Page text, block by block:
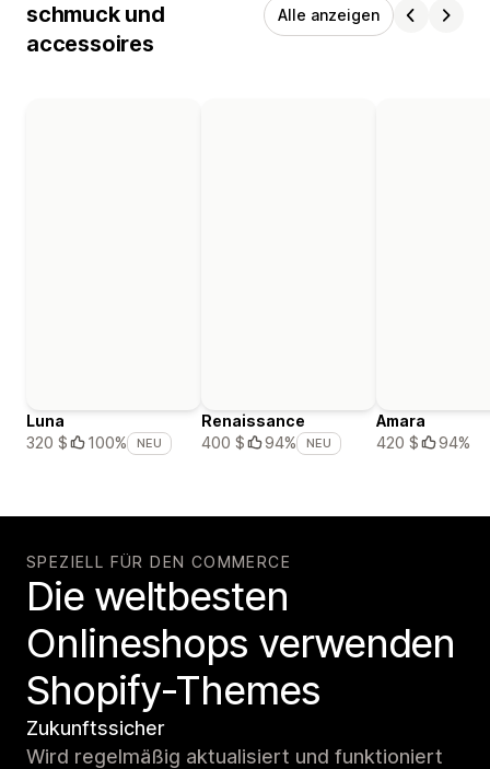
schmuck und
accessoires
Alle anzeigen
Luna
320 $
100% NEU
Renaissance
400 $
94% NEU
Amara
420 $
94%
SPEZIELL FÜR DEN COMMERCE
Die weltbesten
Onlineshops verwenden
Shopify-Themes
Zukunftssicher
Wird regelmäßig aktualisiert und funktioniert